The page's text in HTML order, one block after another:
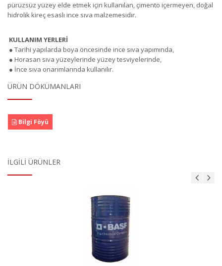
pürüzsüz yüzey elde etmek için kullanılan, çimento içermeyen, doğal
hidrolik kireç esaslı ince sıva malzemesidir.
KULLANIM YERLERİ
● Tarihi yapılarda boya öncesinde ince sıva yapımında,
● Horasan sıva yüzeylerinde yüzey tesviyelerinde,
● İnce sıva onarımlarında kullanılır.
ÜRÜN DÖKÜMANLARI
Bilgi Föyü
İLGILI ÜRÜNLER
MasterBrace ADH 1406 (Concresive)
Ürün Detayı